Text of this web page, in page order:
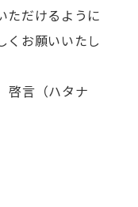
ただけるように
くお願いいたし
言（ハタナ